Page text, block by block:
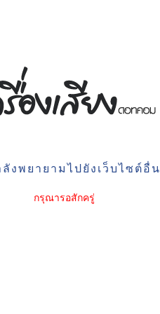
งพยายามไปยังเว็บไซต์อื่น
กรุณารอสักครู่